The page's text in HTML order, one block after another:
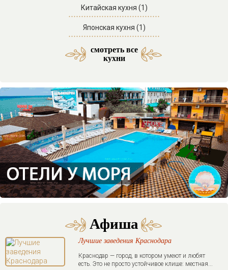
Китайская кухня (1)
Японская кухня (1)
смотреть все
кухни
Афиша
Лучшие заведения Краснодара
Краснодар — город, в котором умеют и любят
есть. Это не просто устойчивое клише: местная...